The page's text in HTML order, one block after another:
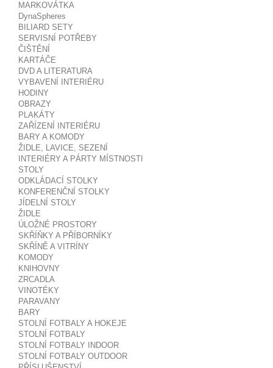
MARKOVÁTKA
DynaSpheres
BILIARD SETY
SERVISNÍ POTŘEBY
ČIŠTĚNÍ
KARTÁČE
DVD A LITERATURA
VYBAVENÍ INTERIÉRU
HODINY
OBRAZY
PLAKÁTY
ZAŘÍZENÍ INTERIÉRU
BARY A KOMODY
ŽIDLE, LAVICE, SEZENÍ
INTERIÉRY A PÁRTY MÍSTNOSTI
STOLY
ODKLÁDACÍ STOLKY
KONFERENČNÍ STOLKY
JÍDELNÍ STOLY
ŽIDLE
ÚLOŽNÉ PROSTORY
SKŘÍŇKY A PŘÍBORNÍKY
SKŘÍNĚ A VITRÍNY
KOMODY
KNIHOVNY
ZRCADLA
VINOTÉKY
PARAVANY
BARY
STOLNÍ FOTBALY A HOKEJE
STOLNÍ FOTBALY
STOLNÍ FOTBALY INDOOR
STOLNÍ FOTBALY OUTDOOR